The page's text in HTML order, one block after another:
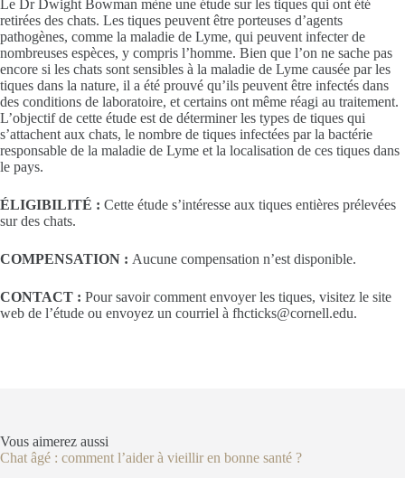
Le Dr Dwight Bowman mène une étude sur les tiques qui ont été
retirées des chats. Les tiques peuvent être porteuses d’agents
pathogènes, comme la maladie de Lyme, qui peuvent infecter de
nombreuses espèces, y compris l’homme. Bien que l’on ne sache pas
encore si les chats sont sensibles à la maladie de Lyme causée par les
tiques dans la nature, il a été prouvé qu’ils peuvent être infectés dans
des conditions de laboratoire, et certains ont même réagi au traitement.
L’objectif de cette étude est de déterminer les types de tiques qui
s’attachent aux chats, le nombre de tiques infectées par la bactérie
responsable de la maladie de Lyme et la localisation de ces tiques dans
le pays.
ÉLIGIBILITÉ : Cette étude s’intéresse aux tiques entières prélevées
sur des chats.
COMPENSATION : Aucune compensation n’est disponible.
CONTACT : Pour savoir comment envoyer les tiques, visitez le site
web de l’étude ou envoyez un courriel à fhcticks@cornell.edu.
Vous aimerez aussi
Chat âgé : comment l’aider à vieillir en bonne santé ?